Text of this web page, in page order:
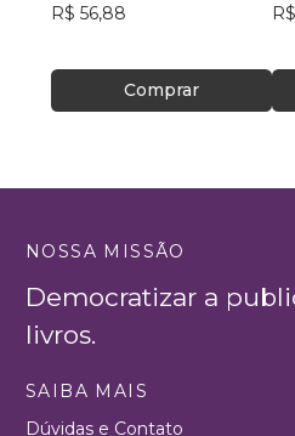
R$ 56,88
Comprar
NOSSA MISSÃO
Democratizar a
livros.
SAIBA MAIS
Dúvidas e Contato